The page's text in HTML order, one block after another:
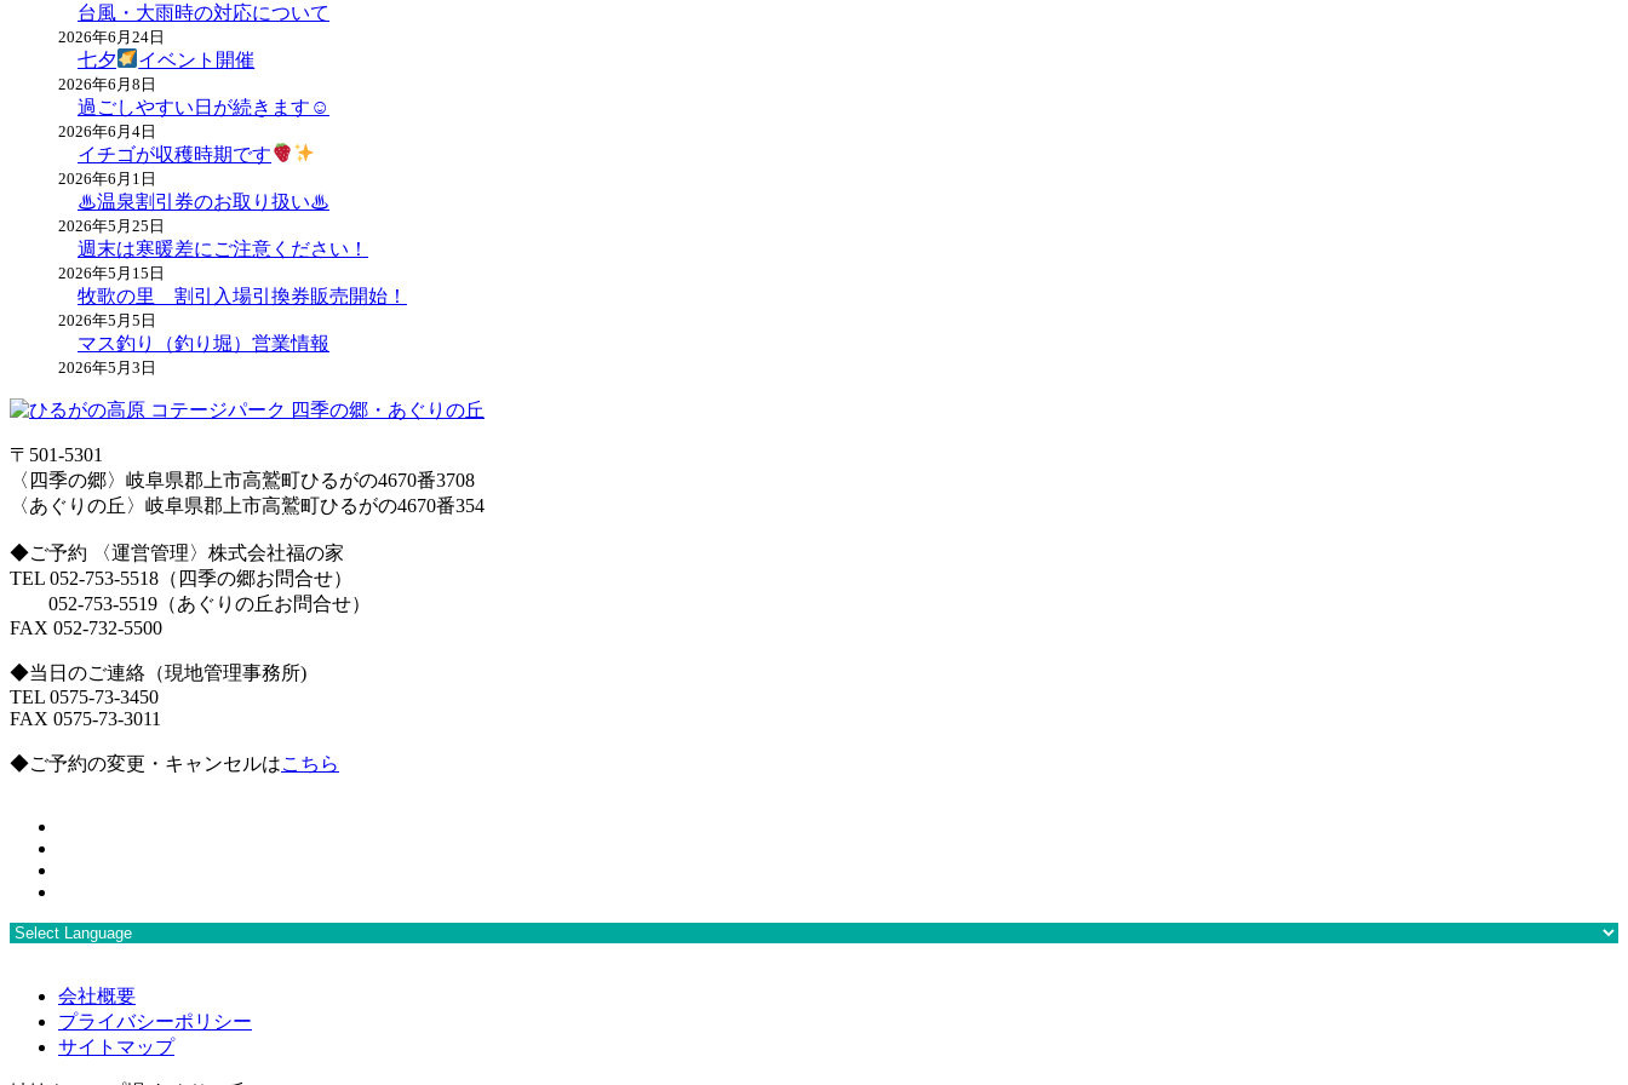
台風・大雨時の対応について
2026年6月24日
七夕 イベント開催
2026年6月8日
過ごしやすい日が続きます☺
2026年6月4日
イチゴが収穫時期です
2026年6月1日
♨温泉割引券のお取り扱い♨
2026年5月25日
週末は寒暖差にご注意ください！
2026年5月15日
牧歌の里 割引入場引換券販売開始！
2026年5月5日
マス釣り（釣り堀）営業情報
2026年5月3日
〒501-5301
〈四季の郷〉岐阜県郡上市高鷲町ひるがの4670番3708
〈あぐりの丘〉岐阜県郡上市高鷲町ひるがの4670番354
◆ご予約 〈運営管理〉株式会社福の家
TEL 052-753-5518（四季の郷お問合せ）
052-753-5519（あぐりの丘お問合せ）
FAX 052-732-5500
◆当日のご連絡（現地管理事務所)
TEL 0575-73-3450
FAX 0575-73-3011
◆ご予約の変更・キャンセルはこちら
会社概要
プライバシーポリシー
サイトマップ